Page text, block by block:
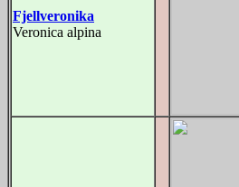
Fjellveronika
Veronica alpina